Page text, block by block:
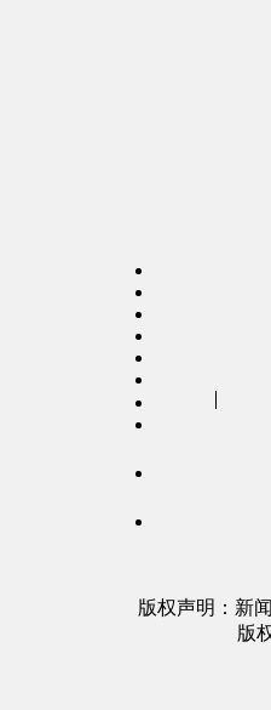
版权声明：新
版